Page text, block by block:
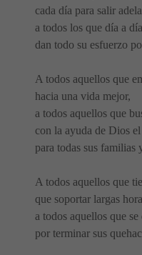
cada día para salir
a todos los que día a día
dan todo su esfuerzo
A todos aquellos que
hacia una vida mejor,
a todos aquellos que
con la ayuda de Dios
para todas sus familias
A todos aquellos que
que soportar largas
a todos aquellos que se
por terminar sus